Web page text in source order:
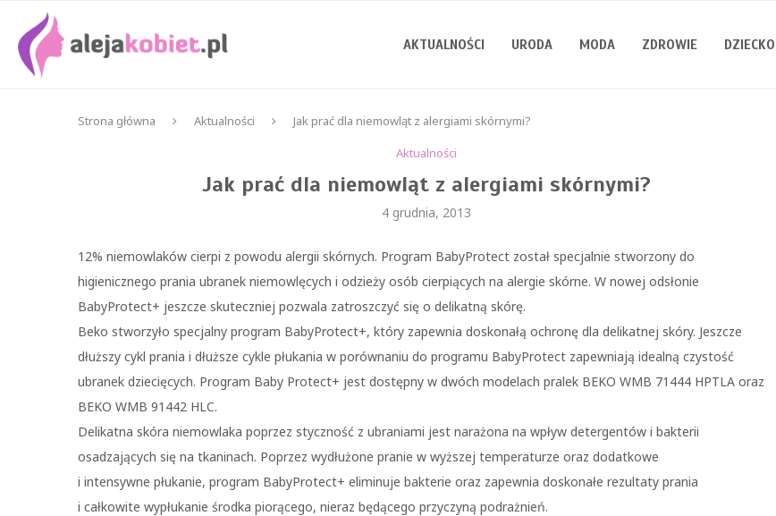
AKTUALNOŚCI URODA MODA ZDROWIE DZIECKO
Strona główna Aktualności
Jak prać dla niemowląt z alergiami skórnymi?
Aktualności
Jak prać dla niemowląt z alergiami skórnymi?
4 grudnia, 2013
12% niemowlaków cierpi z powodu alergii skórnych. Program BabyProtect został specjalnie stworzony do
higienicznego prania ubranek niemowlęcych i odzieży osób cierpiących na alergie skórne. W nowej odsłonie
BabyProtect+ jeszcze skuteczniej pozwala zatroszczyć się o delikatną skórę.
Beko stworzyło specjalny program BabyProtect+, który zapewnia doskonałą ochronę dla delikatnej skóry. Jeszcze
dłuższy cykl prania i dłuższe cykle płukania w porównaniu do programu BabyProtect zapewniają idealną czystość
ubranek dziecięcych. Program Baby Protect+ jest dostępny w dwóch modelach pralek BEKO WMB 71444 HPTLA oraz
BEKO WMB 91442 HLC.
Delikatna skóra niemowlaka poprzez styczność z ubraniami jest narażona na wpływ detergentów i bakterii
osadzających się na tkaninach. Poprzez wydłużone pranie w wyższej temperaturze oraz dodatkowe
i intensywne płukanie, program BabyProtect+ eliminuje bakterie oraz zapewnia doskonałe rezultaty prania
i całkowite wypłukanie środka piorącego, nieraz będącego przyczyną podrażnień.